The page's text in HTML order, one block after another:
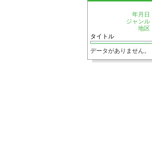
年月日
ジャンル
地区
タイトル
データがありません。